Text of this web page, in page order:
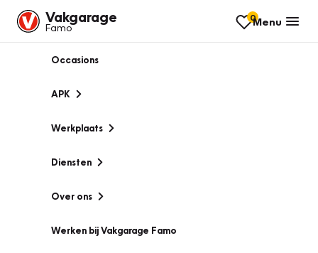
Vakgarage
Famo
0Menu
Occasions
APK
Werkplaats
Diensten
Over ons
Werken bij Vakgarage Famo